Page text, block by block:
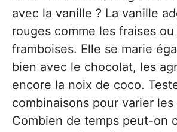
avec la vanille ? La vanille
rouges comme les fraises ou
framboises. Elle se marie
bien avec le chocolat, les
encore la noix de coco.
combinaisons pour varier les
Combien de temps peut-on